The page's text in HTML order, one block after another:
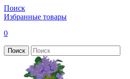
Поиск
Избранные товары
0
Поиск